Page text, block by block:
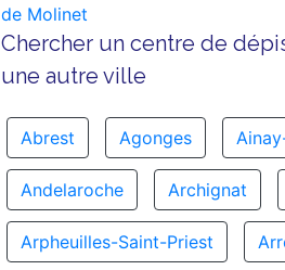
de Molinet
Chercher un centre de
une autre ville
Abrest Agonges
Andelaroche Archignat
Arpheuilles-Saint-Priest